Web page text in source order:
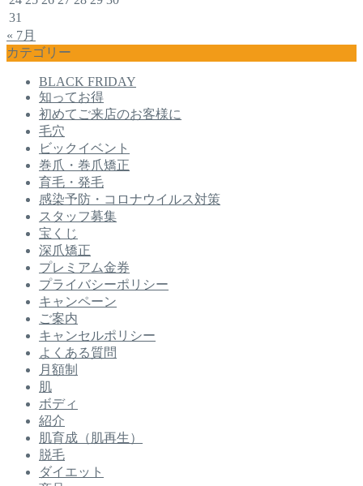
31
« 7月
カテゴリー
BLACK FRIDAY
知ってお得
初めてご来店のお客様に
毛穴
ビックイベント
巻爪・巻爪矯正
育毛・発毛
感染予防・コロナウイルス対策
スタッフ募集
宝くじ
深爪矯正
プレミアム金券
プライバシーポリシー
キャンペーン
ご案内
キャンセルポリシー
よくある質問
月額制
肌
ボディ
紹介
肌育成（肌再生）
脱毛
ダイエット